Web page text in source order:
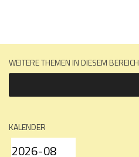
WEITERE THEMEN IN DIESEM BEREICH
KALENDER